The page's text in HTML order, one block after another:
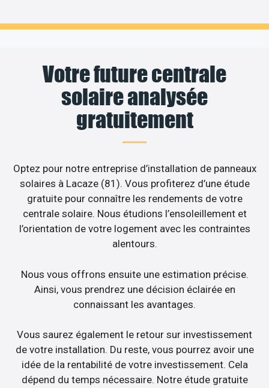
Votre future centrale
solaire analysée
gratuitement
Optez pour notre entreprise d’installation de panneaux
solaires à Lacaze (81). Vous profiterez d’une étude
gratuite pour connaître les rendements de votre
centrale solaire. Nous étudions l’ensoleillement et
l’orientation de votre logement avec les contraintes
alentours.
Nous vous offrons ensuite une estimation précise.
Ainsi, vous prendrez une décision éclairée en
connaissant les avantages.
Vous saurez également le retour sur investissement
de votre installation. Du reste, vous pourrez avoir une
idée de la rentabilité de votre investissement. Cela
dépend du temps nécessaire. Notre étude gratuite